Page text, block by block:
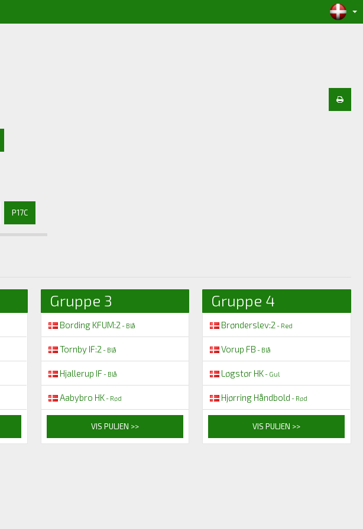
P17C
Gruppe 3
Bording KFUM:2 - Blå
Tornby IF:2 - Blå
Hjallerup IF - Blå
Aabybro HK- Rød
VIS PULJEN >>
Gruppe 4
Brønderslev:2 - Red
Vorup FB - Blå
Løgstør HK- Gul
Hjørring Håndbold - Rød
VIS PULJEN >>